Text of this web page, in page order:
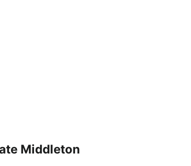
Middleton